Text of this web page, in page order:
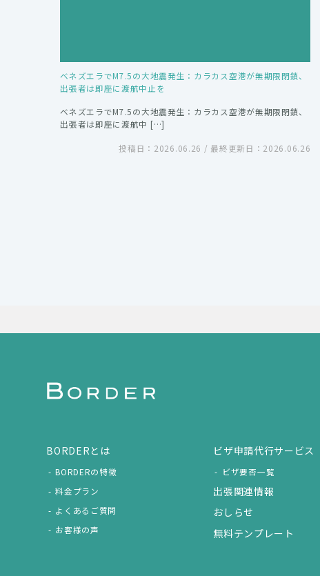
ベネズエラでM7.5の大地震発生：カラカス空港が無期限閉鎖、
出張者は即座に渡航中止を
ベネズエラでM7.5の大地震発生：カラカス空港が無期限閉鎖、
出張者は即座に渡航中 […]
投稿日：2026.06.26 / 最終更新日：2026.06.26
BORDERとは
BORDERの特徴
料金プラン
よくあるご質問
お客様の声
ビザ申請代行サービス
ビザ要否一覧
出張関連情報
おしらせ
無料テンプレート